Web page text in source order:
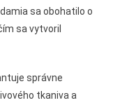
sa obohatilo o
sa vytvoril
správne
tkaniva a